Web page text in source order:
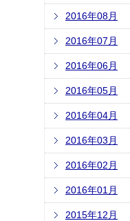
2016年08月
2016年07月
2016年06月
2016年05月
2016年04月
2016年03月
2016年02月
2016年01月
2015年12月